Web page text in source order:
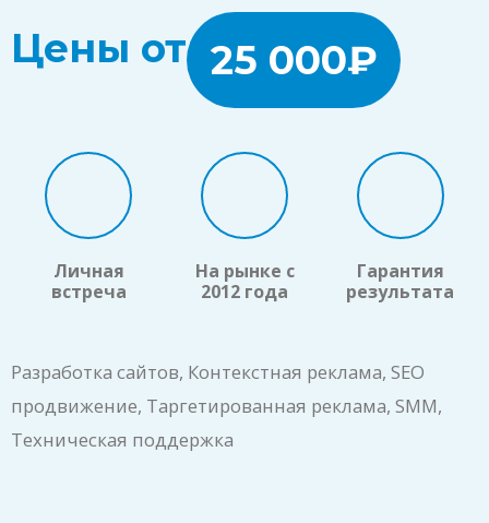
Цены от 25 000₽
Личная
встреча
На рынке с
2012 года
Гарантия
результата
Разработка сайтов, Контекстная реклама, SEO
продвижение, Таргетированная реклама, SMM,
Техническая поддержка